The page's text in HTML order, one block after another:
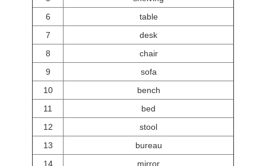
6
table
7
desk
8
chair
9
sofa
10
bench
11
bed
12
stool
13
bureau
14
mirror